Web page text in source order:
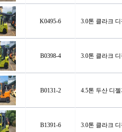
K0495-6 3.0톤 클라크
B0398-4 3.0톤 클라크
B0131-2 4.5톤 두산 디
B1391-6 3.0톤 클라크